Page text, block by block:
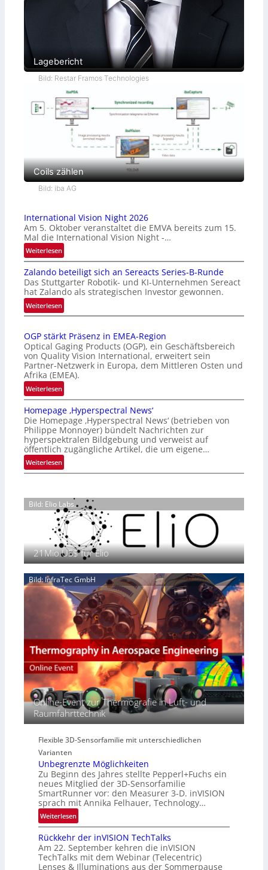
Lagebericht
Bild: Restar Framos Technologies
Coils zählen
Bild: iba AG
International Vision Night 2026
Am 5. Oktober veranstaltet die EMVA bereits zum 15.
Mal die International Vision Night -…
Weiterlesen:
I
n
t
e
r
n
t
i
o
n
l
V
i
s
i
o
n
g
h
t
2
0
2
Zalando beteiligt sich an Sereacts Series-B-Runde
Das Stuttgarter Robotik- und KI-Unternehmen Sereact
hat Zalando als strategischen Investor gewonnen.
Weiterlesen:
Z
l
a
n
d
o
b
e
t
e
i
i
g
s
i
c
h
a
n
S
e
r
e
t
s
S
e
i
e
s
-
u
n
d
e
OGP stärkt Präsenz in EMEA-Region
Optical Gaging Products (OGP), ein Geschäftsbereich
von Quality Vision International, erweitert sein
Partner-Netzwerk in Europa, dem Mittleren Osten und
Afrika (EMEA).
Weiterlesen:
O
G
P
s
t
ä
r
P
r
ä
s
e
n
i
n
E
E
A
-
R
e
o
n
Homepage ‚Hyperspectral News‘
Die Homepage ‚Hyperspectral News‘ (betrieben von
Philippe Monnoyer) bündelt Nachrichten zur
hyperspektralen Bildgebung und verweist auf
öffentlich zugängliche Artikel, die um eigene…
Weiterlesen:
H
m
e
p
a
g
e
‚
H
y
p
s
p
e
c
r
a
l
N
s
‘
Bild: Elio Labs.
21Mio.US$ für Elio
Bild: InfraTec GmbH
Online-Event zur Thermografie in Luft- und
Raumfahrttechnik
Flexible 3D-Sensorfamilie mit unterschiedlichen
Varianten
Unbegrenzte Möglichkeiten
Zu Beginn des Jahres stellte Pepperl+Fuchs ein
neues Mitglied der 3D-Sensorfamilie
SmartRunner vor: den Measurer 3-D. inVISION
sprach mit Annika Felhauer, Technology…
Weiterlesen:
U
n
b
e
Rückkehr der inVISION TechTalks
Am 22. September kehren die inVISION
TechTalks mit dem Webinar (Telecentric)
Lenses & Illuminations aus der Sommerpause